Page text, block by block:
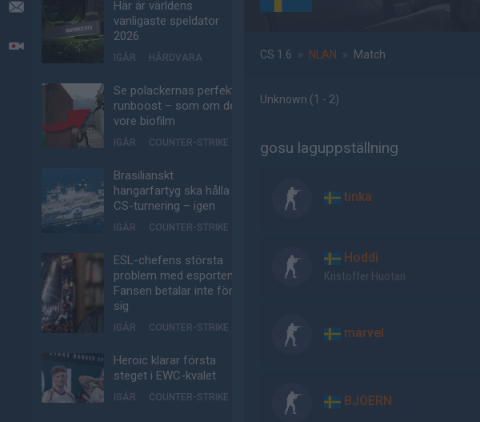
LIVESÄNDNINGAR
Här är världens
vanligaste speldator
2026
IGÅR HÅRDVARA
Se polackernas perfekta
runboost – som om det
vore biofilm
IGÅR COUNTER-STRIKE
Brasilianskt
hangarfartyg ska hålla
CS-turnering – igen
IGÅR COUNTER-STRIKE
ESL-chefens största
problem med esporten:
Fansen betalar inte för
sig
IGÅR COUNTER-STRIKE
Heroic klarar första
steget i EWC-kvalet
IGÅR COUNTER-STRIKE
CS 1.6 » NLAN » Match
Unknown (1 - 2)
gosu laguppställning
tinka
Hoddi
Kristoffer Huotari
marvel
BJOERN